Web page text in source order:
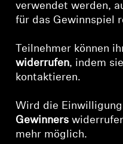
verwendet werden,
für das Gewinnspiel
Teilnehmer können
widerrufen, indem
kontaktieren.
Wird die
Gewinners
mehr möglich.